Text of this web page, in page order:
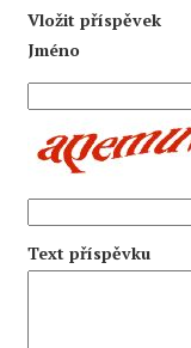
Vložit příspěvek
Jméno
Text příspěvku